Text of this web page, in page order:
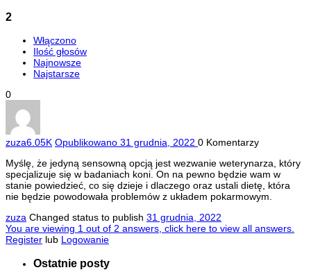
2
Włączono
Ilość głosów
Najnowsze
Najstarsze
0
zuza6.05K Opublikowano 31 grudnia, 2022 0 Komentarzy
Myślę, że jedyną sensowną opcją jest wezwanie weterynarza, który
specjalizuje się w badaniach koni. On na pewno będzie wam w
stanie powiedzieć, co się dzieje i dlaczego oraz ustali dietę, która
nie będzie powodowała problemów z układem pokarmowym.
zuza Changed status to publish 31 grudnia, 2022
You are viewing 1 out of 2 answers, click here to view all answers.
Register lub Logowanie
Ostatnie posty